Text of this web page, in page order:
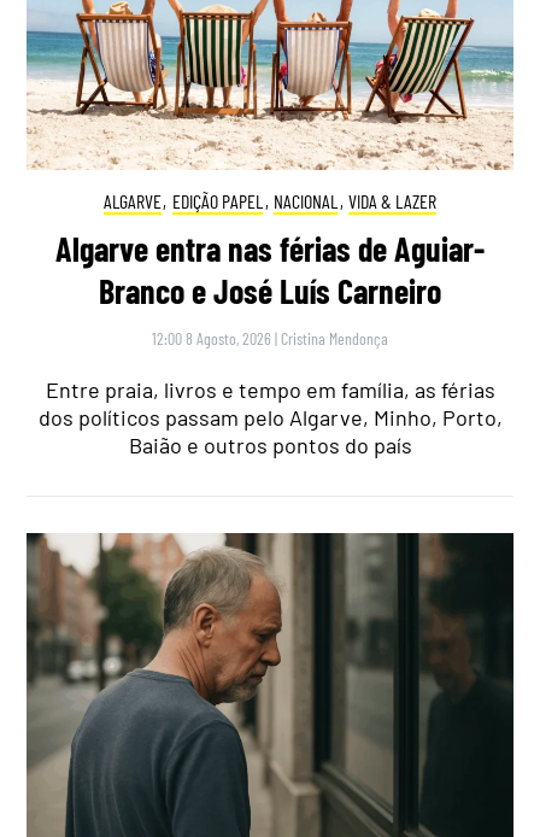
ALGARVE, EDIÇÃO PAPEL , NACIONAL , VIDA & LAZER
Algarve entra nas férias de Aguiar-
Branco e José Luís Carneiro
12:00 8 Agosto, 2026 | Cristina Mendonça
Entre praia, livros e tempo em família, as férias
dos políticos passam pelo Algarve, Minho, Porto,
Baião e outros pontos do país